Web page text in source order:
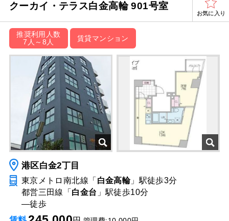
クーカイ・テラス⽩⾦⾼輪 901号室
お気に入り
推奨利用人数
7人～8人
賃貸マンション
港区白金2丁目
東京メトロ南北線「 白金高輪」駅徒歩3分
都営三田線「 白金台 」駅徒歩10分
―徒歩